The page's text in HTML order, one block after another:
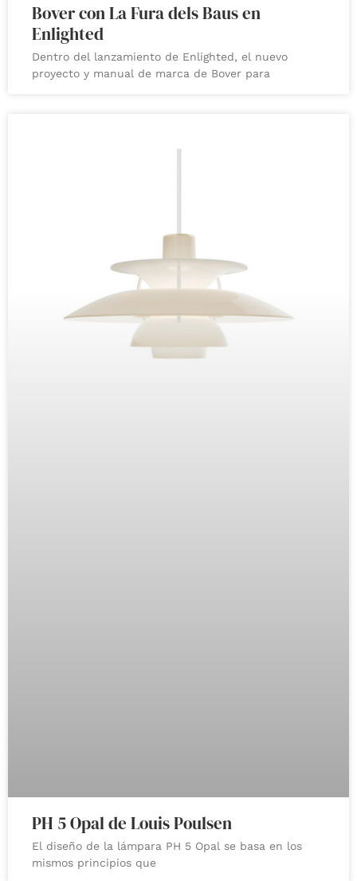
Bover con La Fura dels Baus en
Enlighted
Dentro del lanzamiento de Enlighted, el nuevo
proyecto y manual de marca de Bover para
PH 5 Opal de Louis Poulsen
El diseño de la lámpara PH 5 Opal se basa en los
mismos principios que